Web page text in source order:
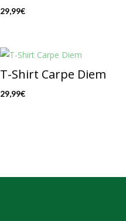
29,99€
T-Shirt Carpe Diem
29,99€